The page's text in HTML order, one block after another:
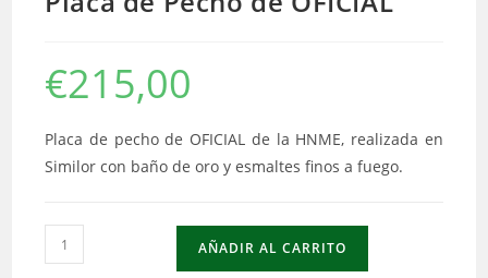
€215,00
Placa de pecho de OFICIAL de la HNME, realizada en
Similor con baño de oro y esmaltes finos a fuego.
Placa
de
AÑADIR AL CARRITO